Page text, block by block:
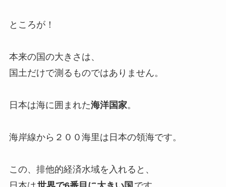
ところが！
本来の国の大きさは、
国土だけで測るものではありません。
日本は海に囲まれた海洋国家。
海岸線から２００海里は日本の領海です。
この、排他的経済水域を入れると、